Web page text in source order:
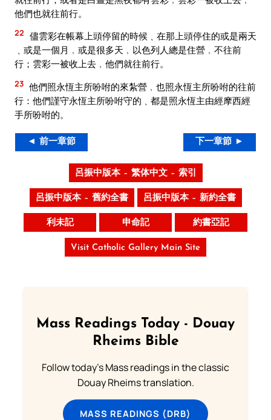
他們也就往前行。
22 儘雲彩在帳幕上頭停留的時候﹑在那上頭停住的或是兩天
﹑或是一個月﹐或是很多天﹐以色列人總是住營﹐不往前
行；雲彩一被收上去﹐他們就往前行。
23 他們照永恆主所吩咐的來紮營﹐也照永恆主所吩咐的往前
行：他們謹守永恆主所吩咐守的﹑都是照永恆主由經摩西經
手所吩咐的。
◄ 前一章節 下一章節 ►
呂振中版本 – 繁体中文 – 索引
呂振中版本 – 舊約全書 呂振中版本 – 新約全書
利未記 申命記 約書亞記
Visit Catholic Gallery Main Site
Mass Readings Today - Douay
Rheims Bible
Follow today's Mass readings in the classic
Douay Rheims translation.
MASS READINGS (DRB)